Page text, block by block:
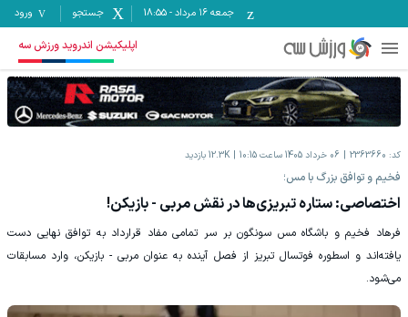
جمعه ۱۶ مرداد -
18:55 جستجو ورود
اپلیکیشن اندروید ورزش سه
کد: 2363660 06 خرداد 1405 ساعت 10:15 12.3K بازدید
فخیم و توافق بزرگ با مس؛
اختصاصی: ستاره تبریزی‌ها در نقش مربی - بازیکن!
فرهاد فخیم و باشگاه مس سونگون بر سر تمامی مفاد قرارداد به توافق نهایی دست
یافته‌اند و اسطوره فوتسال تبریز از فصل آینده به عنوان مربی - بازیکن، وارد مسابقات
می‌شود.